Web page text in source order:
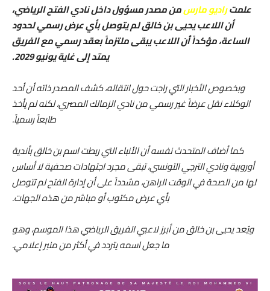
علمتراديو مارسمن مصدر مسؤول داخل نادي الفتح الرياضي،
أن اللاعب يحيى بن خالق لم يتوصل بأي عرض رسمي لحدود
الساعة، مؤكداً أن اللاعب يبقى ملتزماً بعقد رسمي مع الفريق
يمتد إلى غاية يونيو 2029.
وبخصوص الأخبار التي راجت حول انتقاله، كشف المصدر ذاته أن أحد
الوكلاء نقل عرضاً غير رسمي من نادي الزمالك المصري، لكنه لم يأخذ
طابعاً رسمياً.
كما أضاف المتحدث نفسه أن الأنباء التي ربطت اسم بن خالق بأندية
أوروبية ونادي الترجي التونسي، تبقى مجرد اجتهادات صحفية لا أساس
لها من الصحة في الوقت الراهن، مشدداً على أن إدارة الفتح لم تتوصل
بأي عرض مكتوب أو مباشر من هذه الجهات.
ويُعد يحيى بن خالق من أبرز لاعبي الفريق الرياضي هذا الموسم، وهو
ما جعل اسمه يتردد في أكثر من منبر إعلامي.